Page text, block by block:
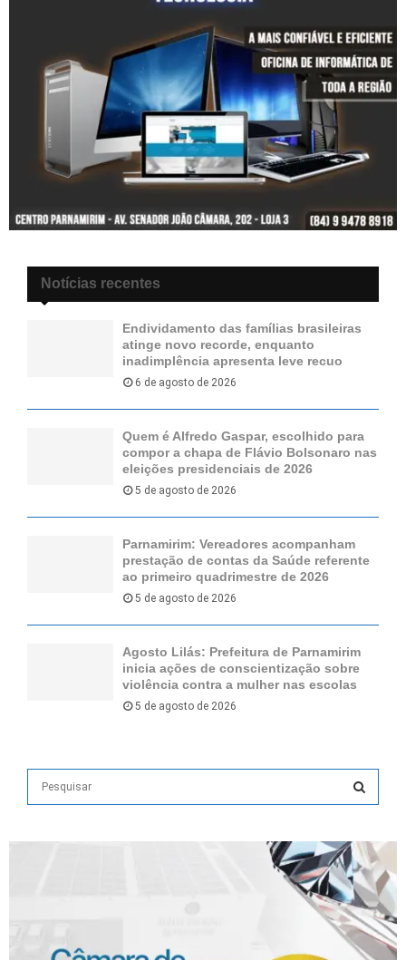
Notícias recentes
Endividamento das famílias brasileiras
atinge novo recorde, enquanto
inadimplência apresenta leve recuo
6 de agosto de 2026
Quem é Alfredo Gaspar, escolhido para
compor a chapa de Flávio Bolsonaro nas
eleições presidenciais de 2026
5 de agosto de 2026
Parnamirim: Vereadores acompanham
prestação de contas da Saúde referente
ao primeiro quadrimestre de 2026
5 de agosto de 2026
Agosto Lilás: Prefeitura de Parnamirim
inicia ações de conscientização sobre
violência contra a mulher nas escolas
5 de agosto de 2026
E
A
R